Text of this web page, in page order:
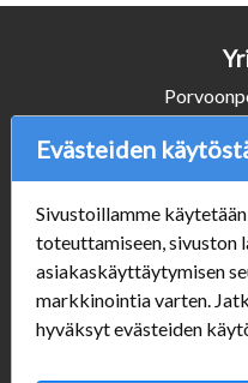
Y-
+358
Evästeiden
Sivustoillamme
toteuttamiseen, sivuston
asiakaskäyttäytymisen
markkinointia varten.
hyväksyt evästeiden